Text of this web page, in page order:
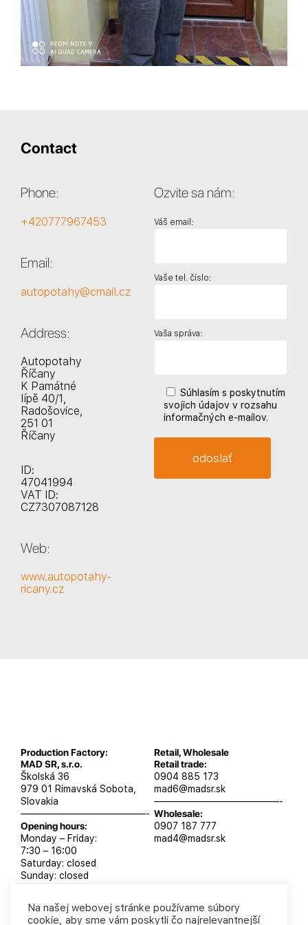
Contact
Phone:
+420777967453
Email:
autopotahy@cmail.cz
Address:
Autopotahy
Říčany
K Památné
lípě 40/1,
Radošovice,
251 01
Říčany
ID:
47041994
VAT ID:
CZ7307087128
Web:
www.autopotahy-
ricany.cz
Ozvite sa nám:
Váš email:
Vaše tel. číslo:
Vaša správa:
Súhlasím s poskytnutím
svojich údajov v rozsahu
informačných e-mailov.
Production Factory:
MAD SR, s.r.o.
Školská 36
979 01 Rimavská Sobota,
Slovakia
—————————————-
Opening hours:
Monday – Friday:
7:30 – 16:00
Saturday: closed
Sunday: closed
Retail, Wholesale
Retail trade:
0904 885 173
mad6@madsr.sk
—————————————-
Wholesale:
0907 187 777
mad4@madsr.sk
Na našej webovej stránke používame súbory
cookie, aby sme vám poskytli čo najrelevantnejší